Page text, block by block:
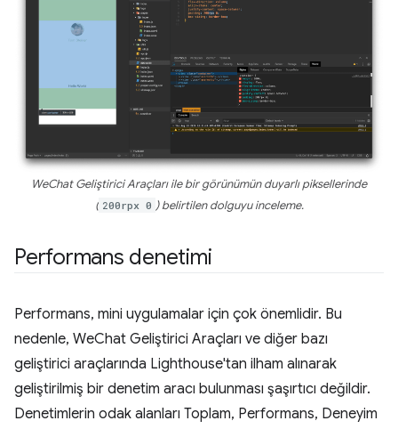
WeChat Geliştirici Araçları ile bir görünümün duyarlı piksellerinde
( 200rpx 0 ) belirtilen dolguyu inceleme.
Performans denetimi
Performans, mini uygulamalar için çok önemlidir. Bu
nedenle, WeChat Geliştirici Araçları ve diğer bazı
geliştirici araçlarında Lighthouse'tan ilham alınarak
geliştirilmiş bir denetim aracı bulunması şaşırtıcı değildir.
Denetimlerin odak alanları Toplam, Performans, Deneyim